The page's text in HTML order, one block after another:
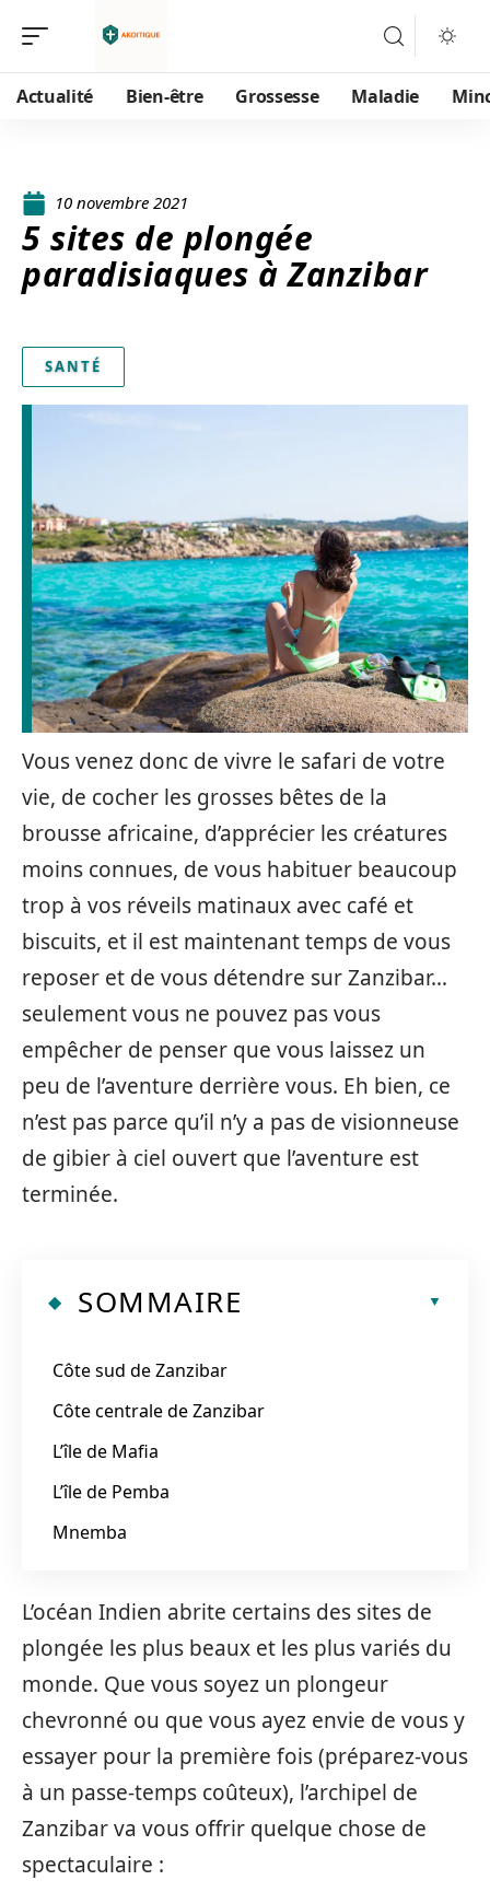
Actualité Bien-être Grossesse Maladie
10 novembre 2021
5 sites de plongée
paradisiaques à Zanzibar
SANTÉ
Vous venez donc de vivre le safari de votre
vie, de cocher les grosses bêtes de la
brousse africaine, d’apprécier les créatures
moins connues, de vous habituer beaucoup
trop à vos réveils matinaux avec café et
biscuits, et il est maintenant temps de vous
reposer et de vous détendre sur Zanzibar…
seulement vous ne pouvez pas vous
empêcher de penser que vous laissez un
peu de l’aventure derrière vous. Eh bien, ce
n’est pas parce qu’il n’y a pas de visionneuse
de gibier à ciel ouvert que l’aventure est
terminée.
SOMMAIRE
Côte sud de Zanzibar
Côte centrale de Zanzibar
L’île de Mafia
L’île de Pemba
Mnemba
L’océan Indien abrite certains des sites de
plongée les plus beaux et les plus variés du
monde. Que vous soyez un plongeur
chevronné ou que vous ayez envie de vous y
essayer pour la première fois (préparez-vous
à un passe-temps coûteux), l’archipel de
Zanzibar va vous offrir quelque chose de
spectaculaire :